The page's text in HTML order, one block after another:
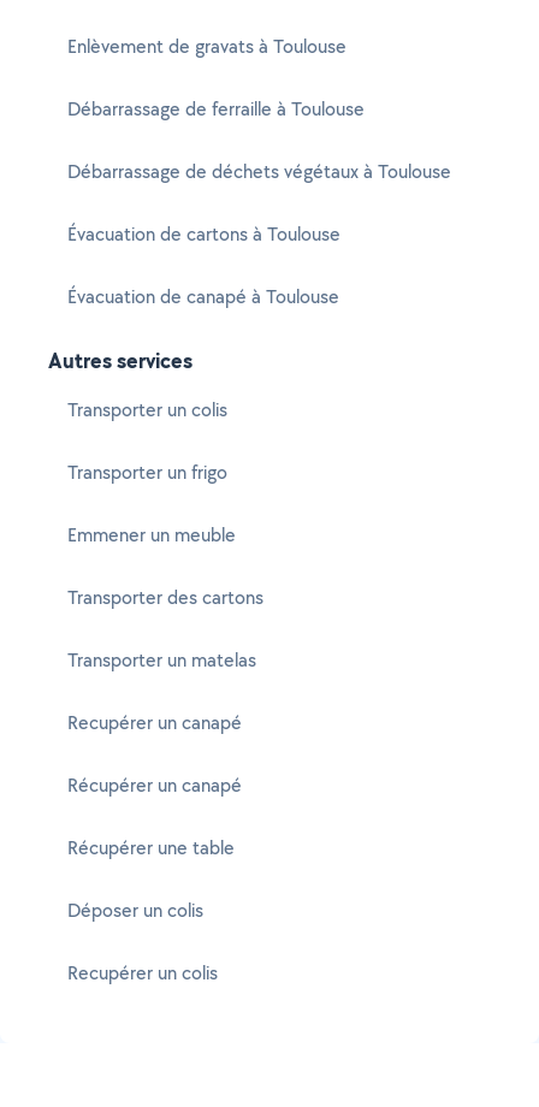
Enlèvement de gravats à Toulouse
Débarrassage de ferraille à Toulouse
Débarrassage de déchets végétaux à Toulouse
Évacuation de cartons à Toulouse
Évacuation de canapé à Toulouse
Autres services
Transporter un colis
Transporter un frigo
Emmener un meuble
Transporter des cartons
Transporter un matelas
Recupérer un canapé
Récupérer un canapé
Récupérer une table
Déposer un colis
Recupérer un colis